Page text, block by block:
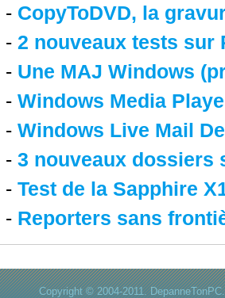
- CopyToDVD, la
- 2 nouveaux tests sur
- Une MAJ Windows
- Windows Media
- Windows Live Mail
- 3 nouveaux dossiers
- Test de la Sapphire
- Reporters sans
Copyright © 2004-2011.